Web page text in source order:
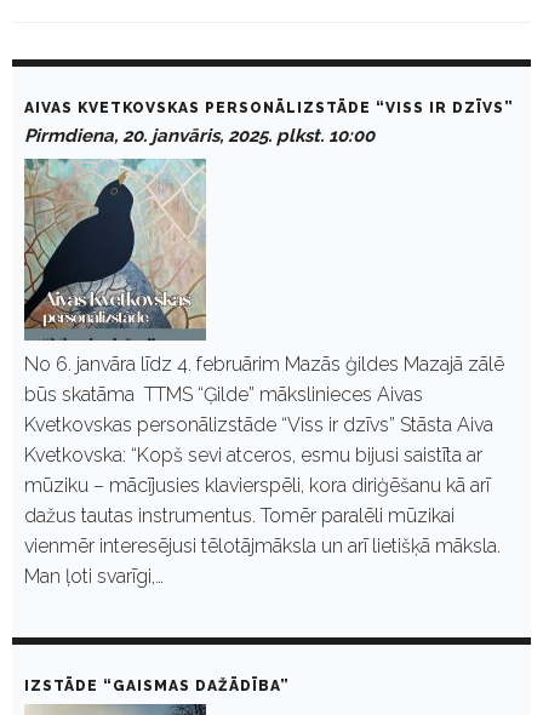
a
a
n
ā
2
AIVAS KVETKOVSKAS PERSONĀLIZSTĀDE “VISS IR DZĪVS”
Pirmdiena, 20. janvāris, 2025. plkst. 10:00
No 6. janvāra līdz 4. februārim Mazās ģildes Mazajā zālē
būs skatāma TTMS “Ģilde” mākslinieces Aivas
Kvetkovskas personālizstāde “Viss ir dzīvs” Stāsta Aiva
Kvetkovska: “Kopš sevi atceros, esmu bijusi saistīta ar
mūziku – mācījusies klavierspēli, kora diriģēšanu kā arī
dažus tautas instrumentus. Tomēr paralēli mūzikai
vienmēr interesējusi tēlotājmāksla un arī lietišķā māksla.
Man ļoti svarīgi,…
IZSTĀDE “GAISMAS DAŽĀDĪBA”